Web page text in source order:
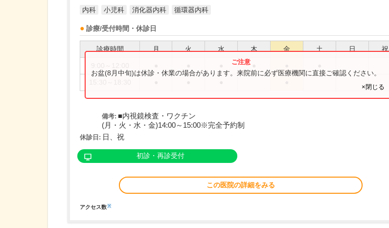
内科 小児科 消化器内科 循環器内科
診療/受付時間・休診日
診療時間 月 火 水 木 金 土 日 祝
お盆(8月中旬)は休診・休業の場合があります。来院前に必ず医療機関に直接ご確認ください。
×閉じる
備考: ■内視鏡検査・ワクチン
(月・火・水・金)14:00～15:00※完全予約制
休診日: 日、祝
初診・再診受付
この医院の詳細をみる
アクセス数※